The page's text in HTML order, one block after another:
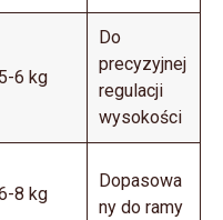
6 kg
Do
precyzyjnej
regulacji
wysokości
8 kg
Dopasowa
ny do ramy